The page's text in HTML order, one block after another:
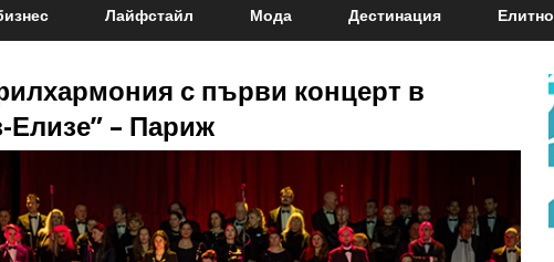
Лайфстайл Мода Дестинация Елитно
с първи концерт в
– Париж